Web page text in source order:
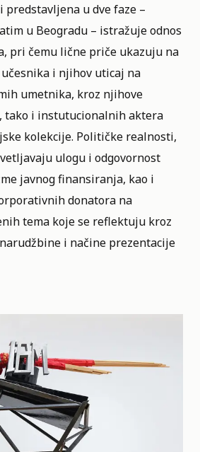
predstavljena u dve faze –
u Beogradu – istražuje odnos
pri čemu lične priče ukazuju na
i njihov uticaj na
umetnika, kroz njihove
tako i instutucionalnih aktera
kolekcije. Političke realnosti,
ulogu i odgovornost
javnog finansiranja, kao i
donatora na
tema koje se reflektuju kroz
i načine prezentacije